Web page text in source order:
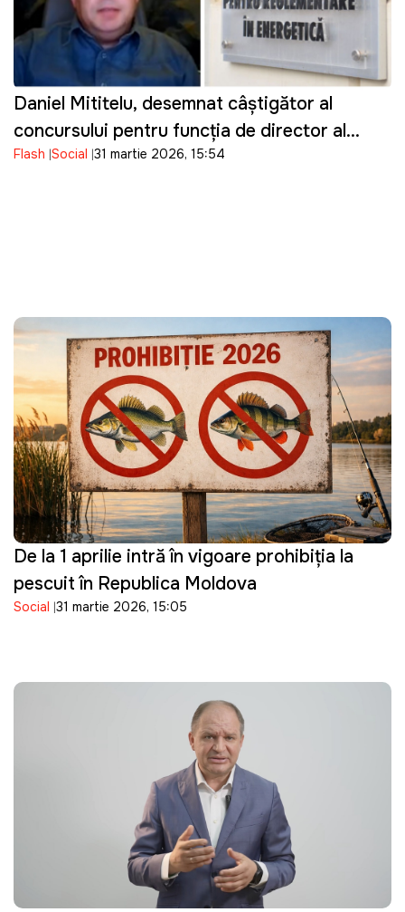
Daniel Mititelu, desemnat câștigător al
concursului pentru funcția de director al
ANRE
Flash Social 31 martie 2026, 15:54
De la 1 aprilie intră în vigoare prohibiția la
pescuit în Republica Moldova
Social 31 martie 2026, 15:05